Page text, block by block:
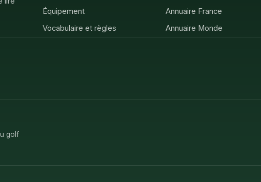
Équipement
Vocabulaire et règles
Annuaire France
Annuaire Monde
golf